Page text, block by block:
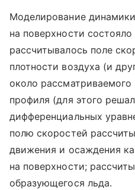
Моделирование
на поверхности
рассчитывалось поле
плотности воздуха (и
около
профиля (для этого
дифференциальных
полю скоростей
движения и осаждения
на поверхности;
образующегося льда.